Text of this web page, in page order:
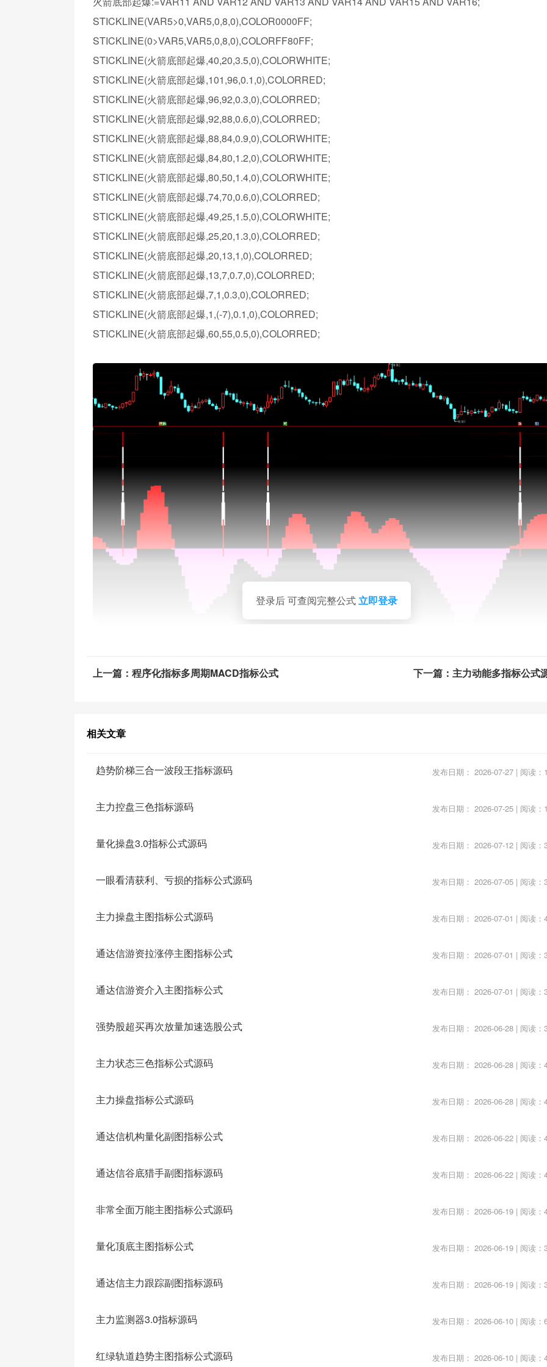
STICKLINE(VAR5>0,VAR5,0,8,0),COLOR0000FF;
STICKLINE(0>VAR5,VAR5,0,8,0),COLORFF80FF;
STICKLINE(火箭底部起爆,40,20,3.5,0),COLORWHITE;
STICKLINE(火箭底部起爆,101,96,0.1,0),COLORRED;
STICKLINE(火箭底部起爆,96,92,0.3,0),COLORRED;
STICKLINE(火箭底部起爆,92,88,0.6,0),COLORRED;
STICKLINE(火箭底部起爆,88,84,0.9,0),COLORWHITE;
STICKLINE(火箭底部起爆,84,80,1.2,0),COLORWHITE;
STICKLINE(火箭底部起爆,80,50,1.4,0),COLORWHITE;
STICKLINE(火箭底部起爆,74,70,0.6,0),COLORRED;
STICKLINE(火箭底部起爆,49,25,1.5,0),COLORWHITE;
STICKLINE(火箭底部起爆,25,20,1.3,0),COLORRED;
STICKLINE(火箭底部起爆,20,13,1,0),COLORRED;
STICKLINE(火箭底部起爆,13,7,0.7,0),COLORRED;
STICKLINE(火箭底部起爆,7,1,0.3,0),COLORRED;
STICKLINE(火箭底部起爆,1,(-7),0.1,0),COLORRED;
STICKLINE(火箭底部起爆,60,55,0.5,0),COLORRED;
登录后 可查阅完整公式立即登录
上一篇：程序化指标多周期MACD指标公式 下一篇：主力动能多指标公式
相关文章
趋势阶梯三合一波段王指标源码 发布日期： 2026-07-27 | 阅读：
主力控盘三色指标源码 发布日期： 2026-07-25 | 阅读：
量化操盘3.0指标公式源码 发布日期： 2026-07-12 | 阅读：
一眼看清获利、亏损的指标公式源码 发布日期： 2026-07-05 | 阅读：
主力操盘主图指标公式源码 发布日期： 2026-07-01 | 阅读：
通达信游资拉涨停主图指标公式 发布日期： 2026-07-01 | 阅读：
通达信游资介入主图指标公式 发布日期： 2026-07-01 | 阅读：
强势股超买再次放量加速选股公式 发布日期： 2026-06-28 | 阅读：
主力状态三色指标公式源码 发布日期： 2026-06-28 | 阅读：
主力操盘指标公式源码 发布日期： 2026-06-28 | 阅读：
通达信机构量化副图指标公式 发布日期： 2026-06-22 | 阅读：
通达信谷底猎手副图指标源码 发布日期： 2026-06-22 | 阅读：
非常全面万能主图指标公式源码 发布日期： 2026-06-19 | 阅读：
量化顶底主图指标公式 发布日期： 2026-06-19 | 阅读：
通达信主力跟踪副图指标源码 发布日期： 2026-06-19 | 阅读：
主力监测器3.0指标源码 发布日期： 2026-06-10 | 阅读：
红绿轨道趋势主图指标公式源码 发布日期： 2026-06-10 | 阅读：